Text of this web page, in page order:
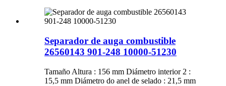
Separador de auga combustible
26560143 901-248 10000-51230
Tamaño Altura : 156 mm Diámetro interior 2 :
15,5 mm Diámetro do anel de selado : 21,5 mm